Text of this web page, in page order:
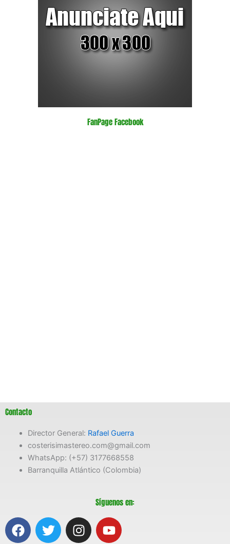
FanPage Facebook
Contacto
Director General: Rafael Guerra
costerisimastereo.com@gmail.com
WhatsApp: (+57) 3177668558
Barranquilla Atlántico (Colombia)
Síguenos en:
F
a
T
w
I
n
Y
o